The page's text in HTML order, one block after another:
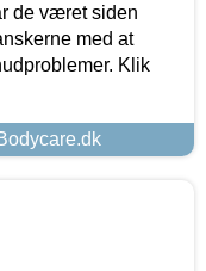
de været siden
med at
Klik